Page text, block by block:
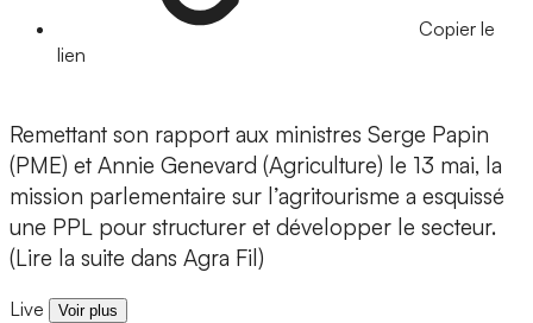
Copier le
lien
Remettant son rapport aux ministres Serge Papin
(PME) et Annie Genevard (Agriculture) le 13 mai, la
mission parlementaire sur l’agritourisme a esquissé
une PPL pour structurer et développer le secteur.
(Lire la suite dans Agra Fil)
Live Voir plus